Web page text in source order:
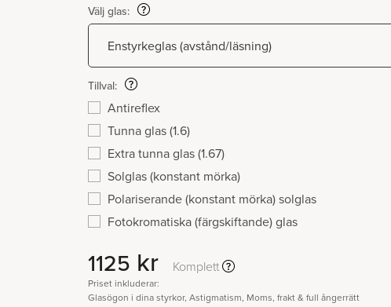
Välj glas:
Tillval:
Antireflex
Tunna glas (1.6)
Extra tunna glas (1.67)
Solglas (konstant mörka)
Polariserande (konstant mörka) solglas
Fotokromatiska (färgskiftande) glas
1125 kr Komplett
Priset inkluderar:
Glasögon i dina styrkor, Astigmatism, Moms, frakt & full ångerrätt